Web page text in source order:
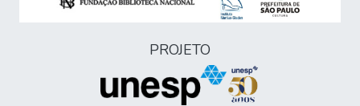
PROJETO